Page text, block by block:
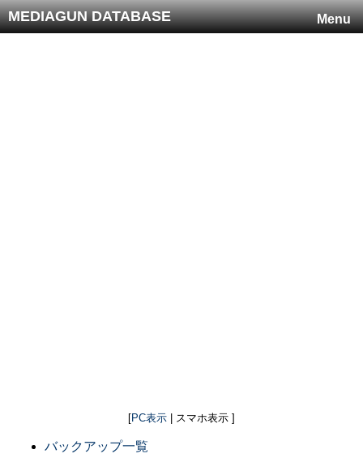
Menu
MEDIAGUN DATABASE
[PC表示 | スマホ表示 ]
バックアップ一覧